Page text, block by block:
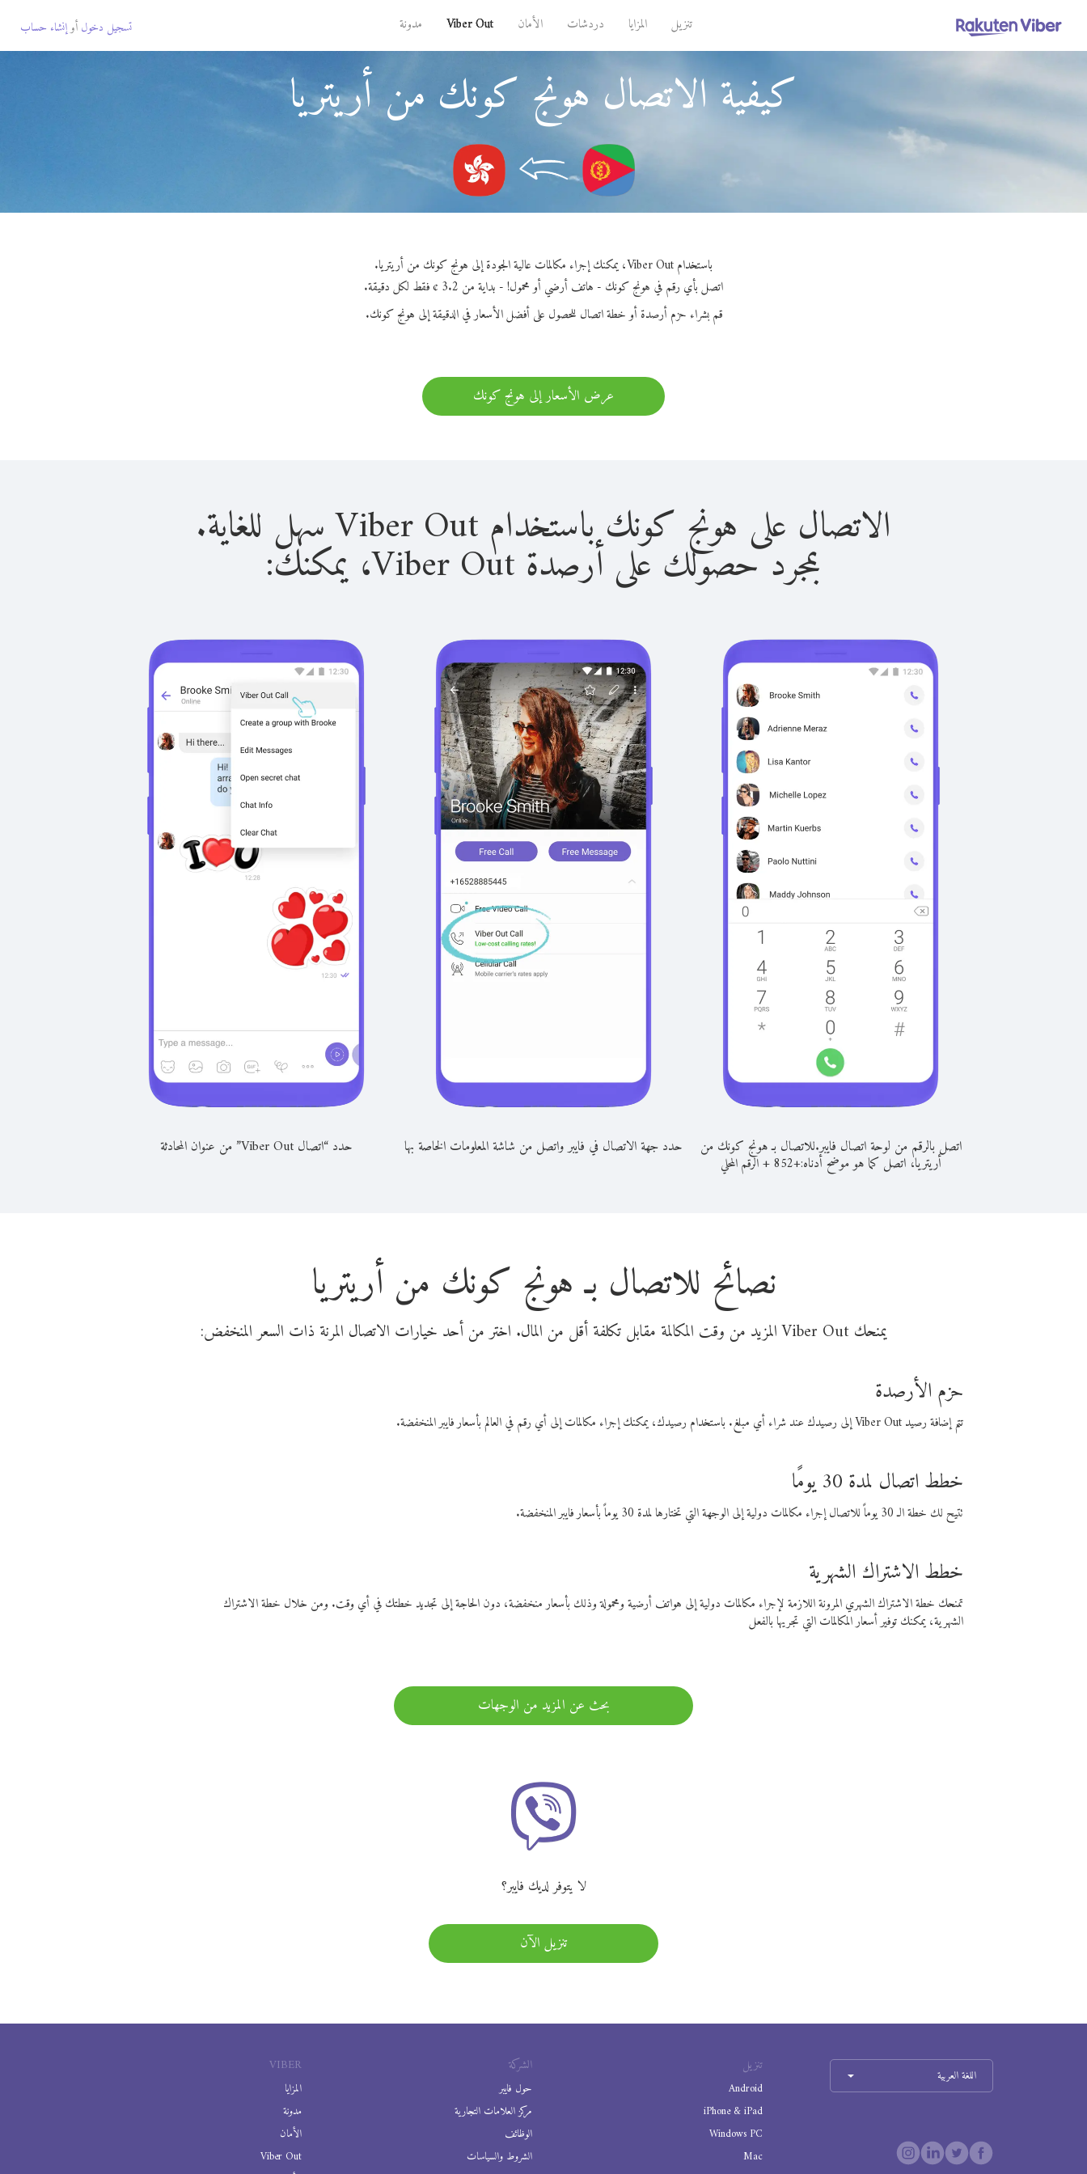
تنزيل المزايا دردشات الأمان Viber Out مدونة تسجيل دخول أوإنشاء حساب
كيفية الاتصال هونج كونك من أريتريا
باستخدام Viber Out، يمكنك إجراء مكالمات عالية الجودة إلى هونج كونك من أريتريا.
اتصل بأي رقم في هونج كونك - هاتف أرضي أو محمول! - بداية من 3.2 ¢ فقط لكل دقيقة.
قم بشراء حزم أرصدة أو خطة اتصال للحصول على أفضل الأسعار في الدقيقة إلى هونج كونك.
عرض الأسعار إلى هونج كونك
الاتصال على هونج كونك باستخدام Viber Out سهل للغاية.
بمجرد حصولك على أرصدة Viber Out، يمكنك:
اتصل بالرقم من لوحة اتصال فايبر.للاتصال بـ هونج كونك من
أريتريا، اتصل كما هو موضح أدناه:+
852
+الرقم المحلي
حدد جهة الاتصال في فايبر واتصل من شاشة المعلومات الخاصة بها حدد “اتصال Viber Out” من عنوان المحادثة
نصائح للاتصال بـ هونج كونك من أريتريا
يمنحك Viber Out المزيد من وقت المكالمة مقابل تكلفة أقل من المال. اختر من أحد خيارات الاتصال المرنة ذات السعر المنخفض:
حزم الأرصدة
تتم إضافة رصيد Viber Out إلى رصيدك عند شراء أي مبلغ. باستخدام رصيدك، يمكنك إجراء مكالمات إلى أي رقم في العالم بأسعار فايبر المنخفضة.
خطط اتصال لمدة 30 يومًا
تتيح لك خطة الـ 30 يوماً للاتصال إجراء مكالمات دولية إلى الوجهة التي تختارها لمدة 30 يوماً بأسعار فايبر المنخفضة.
خطط الاشتراك الشهرية
تمنحك خطة الاشتراك الشهري المرونة اللازمة لإجراء مكالمات دولية إلى هواتف أرضية ومحمولة وذلك بأسعار منخفضة، دون الحاجة إلى تجديد خطتك في أي وقت. ومن خلال خطة الاشتراك
الشهرية، يمكنك توفير أسعار المكالمات التي تجريها بالفعل
بحث عن المزيد من الوجهات
لا يتوفر لديك فايبر؟
تنزيل الآن
VIBER
المزايا
مدونة
الأمان
Viber Out
الشركة
حول فايبر
مركز العلامات التجارية
الوظائف
الشروط والسياسات
تنزيل
Android
iPhone & iPad
Windows PC
Mac
اللغة العربية